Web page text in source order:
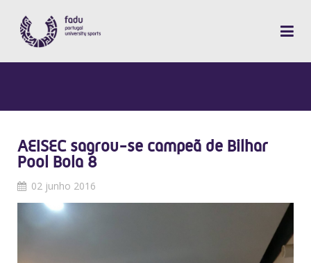
AEISEC sagrou-se campeã de Bilhar
Pool Bola 8
02 junho 2016